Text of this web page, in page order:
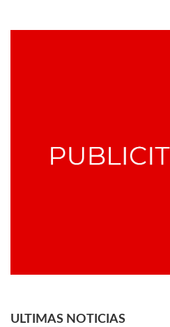
ULTIMAS NOTICIAS